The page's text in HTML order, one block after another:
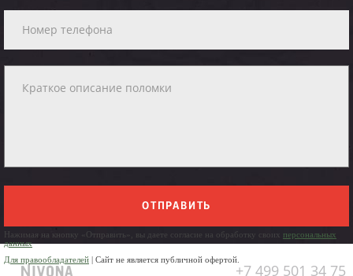
ОТПРАВИТЬ
Нажимая на кнопку «Отправить», вы даете согласие на обработку своих персональных
данных
Для правообладателей | Сайт не является публичной офертой.
+7 499 501 34 75